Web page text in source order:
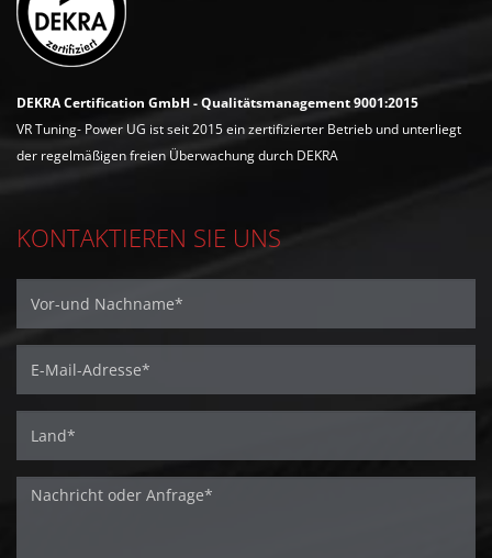
DEKRA Certification GmbH - Qualitätsmanagement 9001:2015
VR Tuning- Power UG ist seit 2015 ein zertifizierter Betrieb und unterliegt
der regelmäßigen freien Überwachung durch DEKRA
KONTAKTIEREN SIE UNS